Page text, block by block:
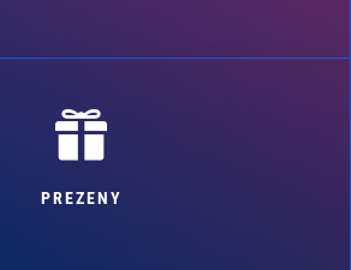

PREZENY